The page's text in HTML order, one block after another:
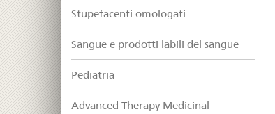
Stupefacenti omologati
Sangue e prodotti labili del sangue
Pediatria
Advanced Therapy Medicinal